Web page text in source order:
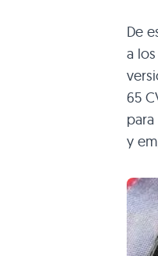
De
a
65
y